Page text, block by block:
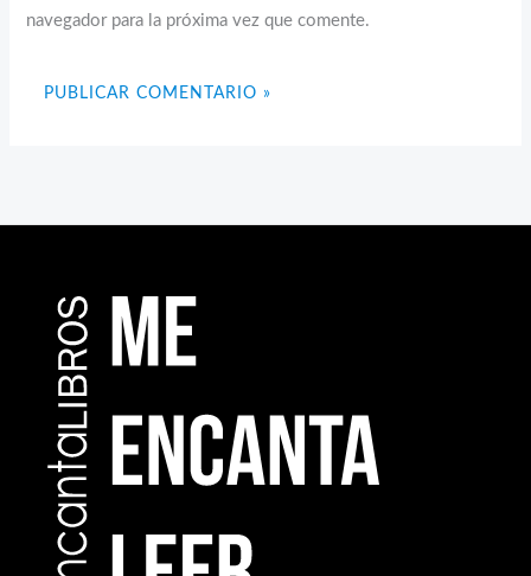
navegador para la próxima vez que comente.